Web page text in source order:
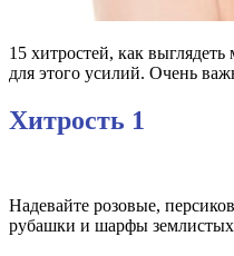
15 хитростей, как
для этого усилий. Очень
Хитрость 1
Надевайте розовые,
рубашки и шарфы землистых